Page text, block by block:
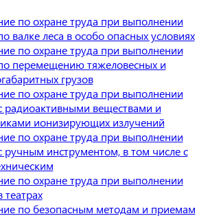
по охране труда при выполнении
валке леса в особо опасных условиях
по охране труда при выполнении
перемещению тяжеловесных и
грузов
по охране труда при выполнении
радиоактивными веществами и
ионизирующих излучений
по охране труда при выполнении
ручным инструментом, в том числе с
по охране труда при выполнении
театрах
по безопасным методам и приемам